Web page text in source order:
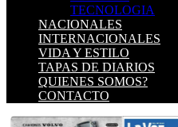
TECNOLOGIA
NACIONALES
INTERNACIONALES
VIDA Y ESTILO
TAPAS DE DIARIOS
QUIENES SOMOS?
CONTACTO